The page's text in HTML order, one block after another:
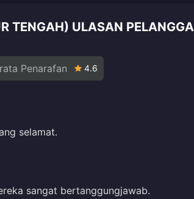
TENGAH) ULASAN
Penarafan 4.6
selamat.
sangat bertanggungjawab.